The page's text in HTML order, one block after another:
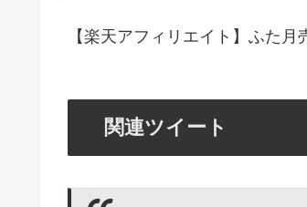
【楽天アフィリエイト】ふた
関連ツイート